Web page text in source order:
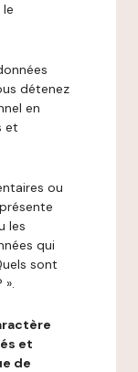
détenez
en
et
ou
les
qui
sont
et
de